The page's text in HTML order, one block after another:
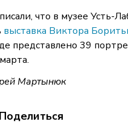
что в музее Усть-
выставка Виктора
представлено 39
Мартынюк
Поделиться